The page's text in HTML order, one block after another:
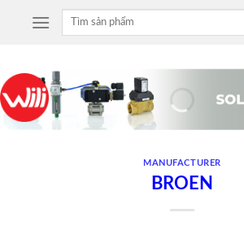
Tìm
MANUFACTURER
BROEN